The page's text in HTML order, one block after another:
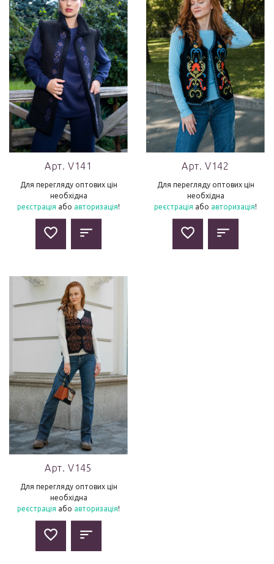
Арт. V141
Для перегляду оптових цін
необхідна
реєстрація або авторизація!
Арт. V142
Для перегляду оптових цін
необхідна
реєстрація або авторизація!
Арт. V145
Для перегляду оптових цін
необхідна
реєстрація або авторизація!